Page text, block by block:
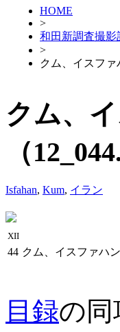
HOME
>
和田新調査撮影
>
クム、イスファ
クム、
（
Isfahan, Kum, イラン
XII
44 クム、イスファハ
目録の同